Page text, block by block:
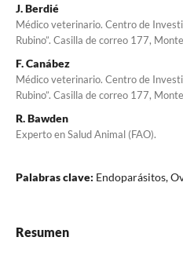
J. Berdié
Médico veterinario. Centro de
Rubino”. Casilla de correo 177,
F. Canábez
Médico veterinario. Centro de
Rubino”. Casilla de correo 177,
R. Bawden
Experto en Salud Animal (FAO).
Palabras clave: Endoparásitos,
Resumen